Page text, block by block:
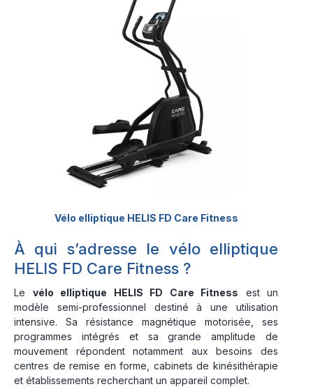
Vélo elliptique HELIS FD Care Fitness
À qui s’adresse le vélo elliptique
HELIS FD Care Fitness ?
Le vélo elliptique HELIS FD Care Fitness est un
modèle semi-professionnel destiné à une utilisation
intensive. Sa résistance magnétique motorisée, ses
programmes intégrés et sa grande amplitude de
mouvement répondent notamment aux besoins des
centres de remise en forme, cabinets de kinésithérapie
et établissements recherchant un appareil complet.